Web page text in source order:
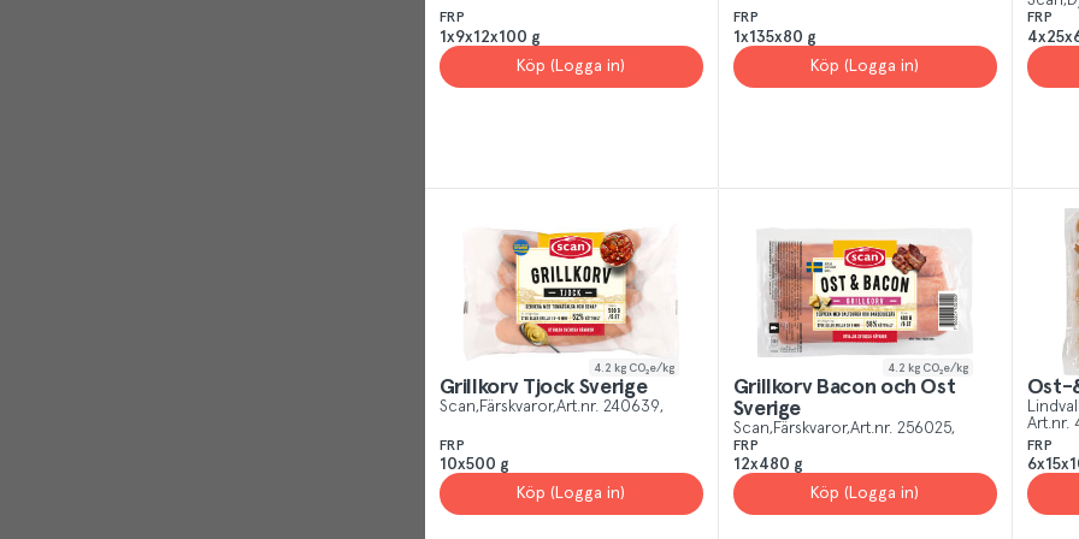
FRP
1x9x12x100 g
Köp (Logga in)
FRP
1x135x80 g
Köp (Logga in)
FRP
4.2 kg CO₂e/kg
Grillkorv Tjock Sverige
Scan Färskvaror Art.nr. 240639
FRP
10x500 g
Köp (Logga in)
4.2 kg CO₂e/kg
Grillkorv Bacon och Ost
Sverige
Scan Färskvaror Art.nr. 256025
FRP
12x480 g
Köp (Logga in)
Ost-
Art.nr.
FRP